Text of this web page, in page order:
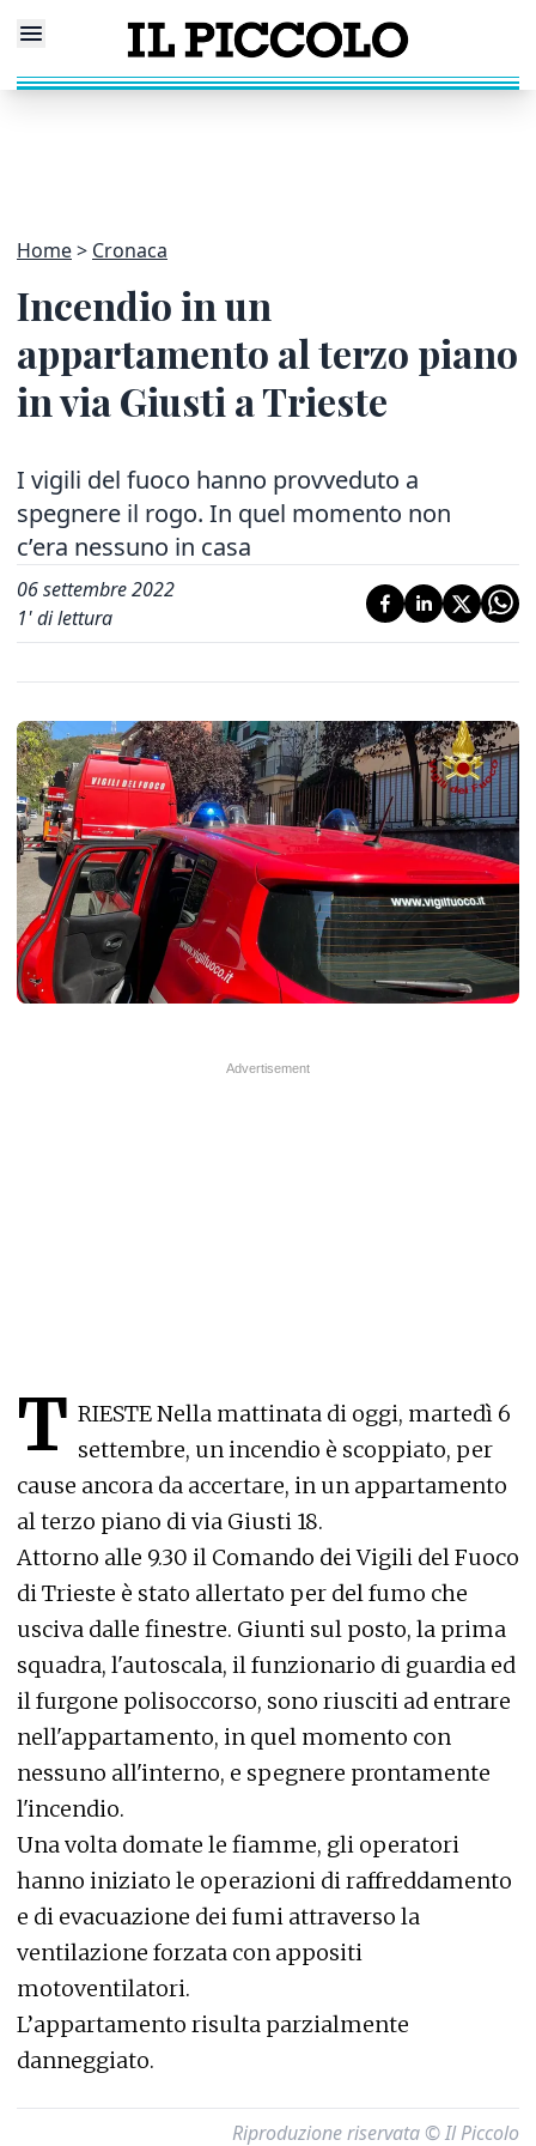
Home Cronaca
Incendio in un
appartamento al terzo piano
in via Giusti a Trieste
I vigili del fuoco hanno provveduto a
spegnere il rogo. In quel momento non
c’era nessuno in casa
06 settembre 2022
1' di lettura
T RIESTE Nella mattinata di oggi, martedì 6
settembre, un incendio è scoppiato, per
cause ancora da accertare, in un appartamento
al terzo piano di via Giusti 18.
Attorno alle 9.30 il Comando dei Vigili del Fuoco
di Trieste è stato allertato per del fumo che
usciva dalle finestre. Giunti sul posto, la prima
squadra, l'autoscala, il funzionario di guardia ed
il furgone polisoccorso, sono riusciti ad entrare
nell'appartamento, in quel momento con
nessuno all'interno, e spegnere prontamente
l'incendio.
Una volta domate le fiamme, gli operatori
hanno iniziato le operazioni di raffreddamento
e di evacuazione dei fumi attraverso la
ventilazione forzata con appositi
motoventilatori.
L’appartamento risulta parzialmente
danneggiato.
Riproduzione riservata © Il Piccolo